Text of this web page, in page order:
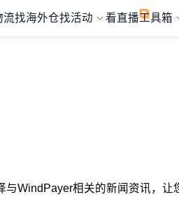
流找海外仓找活动 看直播工具箱
WindPayer相关的新闻资讯，